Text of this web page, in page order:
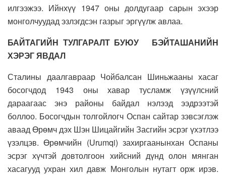
илгээжээ. Ийнхүү 1947 оны долдугаар сарын эхээр
монголчуудад эзлэгдсэн газрыг эргүүлж авлаа.
БАЙТАГИЙН ТУЛГАРАЛТ БУЮУ БЭЙТАШАНИЙН
ХЭРЭГ ЯВДАЛ
Сталины даалгавраар Чойбалсан Шиньжааны хасаг
босогчдод 1943 оны хавар тусламж үзүүлсний
дараагаас энэ районы байдал нэлээд ээдрээтэй
боллоо. Босогчдын толгойлогч Оспан сайтар зэвсэглэж
аваад Өрөмч дэх Шэн Шицайгийн Засгийн эсрэг үхэтлээ
үзэлцэв. Өрөмчийн (Urumqi) захиргаанынхан Оспаны
эсрэг хүчтэй довтолгоон хийсний дүнд олон мянган
хасагууд ухран хил давж Монголын нутагт орж ирэв.